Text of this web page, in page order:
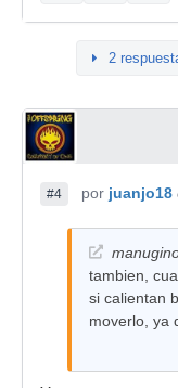
2
#4 por juanjo18
tambien,
si calientan
moverlo, ya